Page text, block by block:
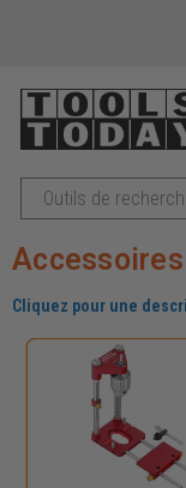
Recherche
Cliquez pour une